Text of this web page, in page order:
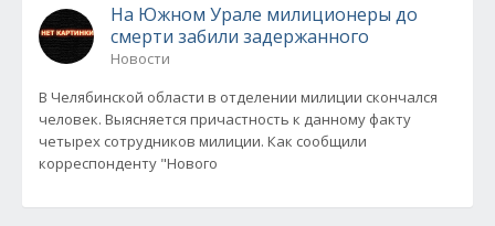
На Южном Урале милиционеры до
смерти забили задержанного
Новости
В Челябинской области в отделении милиции скончался
человек. Выясняется причастность к данному факту
четырех сотрудников милиции. Как сообщили
корреспонденту "Нового